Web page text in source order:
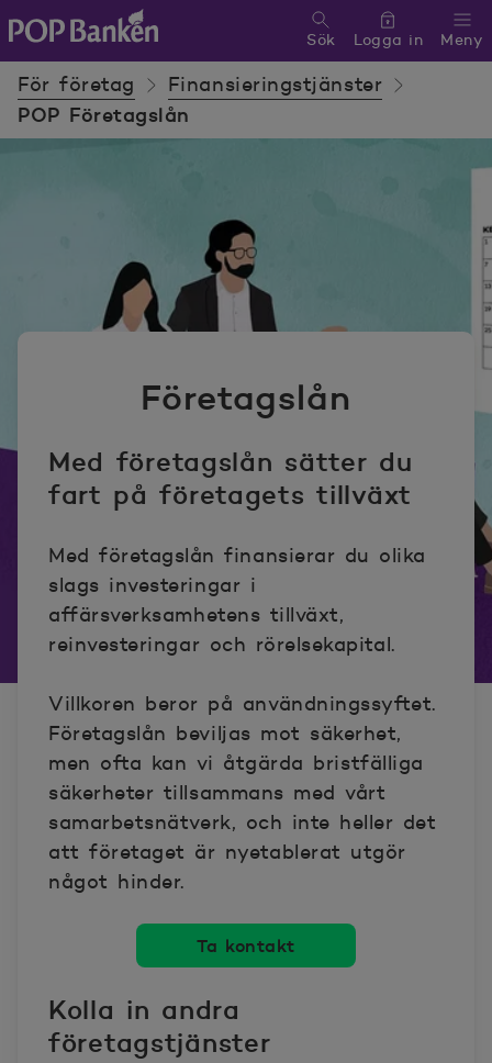
POP banken, till hemsidan
Meny
Sök Logga in
För företag Finansieringstjänster
POP Företagslån
Företagslån
Med företagslån sätter du
fart på företagets tillväxt
Med företagslån finansierar du olika
slags investeringar i
affärsverksamhetens tillväxt,
reinvesteringar och rörelsekapital.
Villkoren beror på användningssyftet.
Företagslån beviljas mot säkerhet,
men ofta kan vi åtgärda bristfälliga
säkerheter tillsammans med vårt
samarbetsnätverk, och inte heller det
att företaget är nyetablerat utgör
något hinder.
Ta kontakt
Kolla in andra
företagstjänster